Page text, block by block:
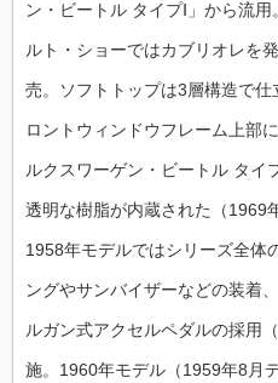
ン・ビートル タイプⅠ」から流
ルト・ショーではカブリオレを
売。ソフトトップは3層構造で
ロントウィンドウフレーム上部
ルクスワーゲン・ビートル タイ
透明な樹脂が内蔵された（1969
1958年モデルではシリーズ全体
ングやサンバイザーなどの装着
ルガン式アクセルペダルの採用
施。1960年モデル（1959年8月